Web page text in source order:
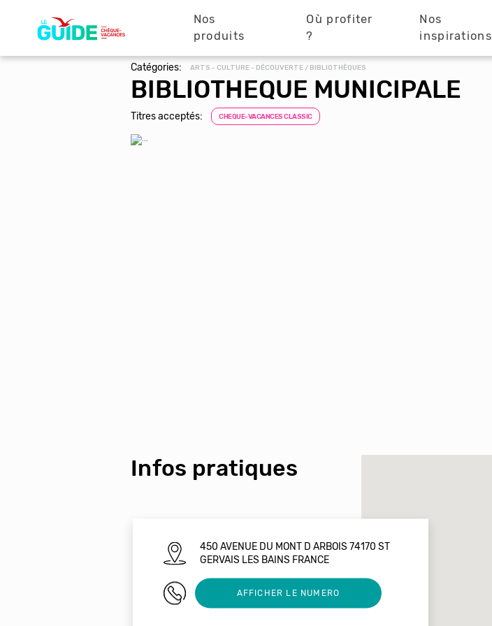
principale
Nos
produits
Où profiter
?
Nos
inspirations
Catégories: ARTS - CULTURE - DÉCOUVERTE / BIBLIOTHÈQUES
BIBLIOTHEQUE MUNICIPALE
Titres acceptés: CHEQUE-VACANCES CLASSIC
Infos pratiques
450 AVENUE DU MONT D ARBOIS 74170 ST
GERVAIS LES BAINS FRANCE
04 50 93 57 90AFFICHER LE NUMERO